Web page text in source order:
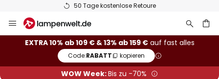
50 Tage kostenlose Retoure
Inhalt
springen
EXTRA 10% ab 109 € & 13% ab 159 €auf fast alles
Code:RABATT kopieren
WOW Week:Bis zu -70%